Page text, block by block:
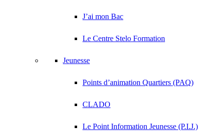
J’ai mon Bac
Le Centre Stelo Formation
Jeunesse
Points d’animation Quartiers (PAQ)
CLADO
Le Point Information Jeunesse (P.I.J.)